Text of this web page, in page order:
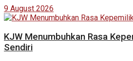
9 August 2026
KJW Menumbuhkan Rasa
Sendiri